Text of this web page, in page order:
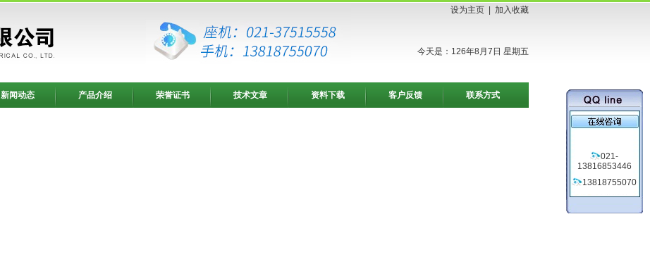
设为主页 加入收藏
今天是：126年8月7日 星期五
新闻动态 产品介绍 荣誉证书 技术文章 资料下载 客户反馈 联系方式
021-
13816853446
13818755070